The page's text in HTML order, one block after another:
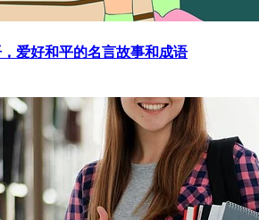
爱好和平的名言故事和成语